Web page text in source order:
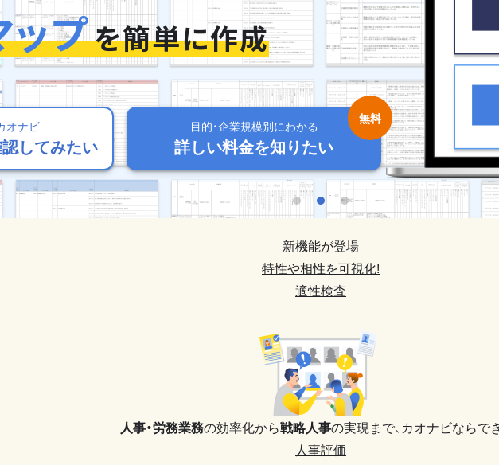
オナビ
してみたい
目的・企業規模別にわかる
詳しい料金を知りたい
オナビ
してみたい
目的・企業規模別にわかる
詳しい料金を知りたい
プを簡単に作成
オナビ
してみたい
目的・企業規模別にわかる
詳しい料金を知りたい
オナビ
してみたい
目的・企業規模別にわかる
詳しい料金を知りたい
オナビ
してみたい
目的・企業規模別にわかる
詳しい料金を知りたい
新機能が登場
特性や相性を可視化!
適性検査
人事・労務業務の効率化から戦略人事の実現まで、 カオナビならで
人事評価